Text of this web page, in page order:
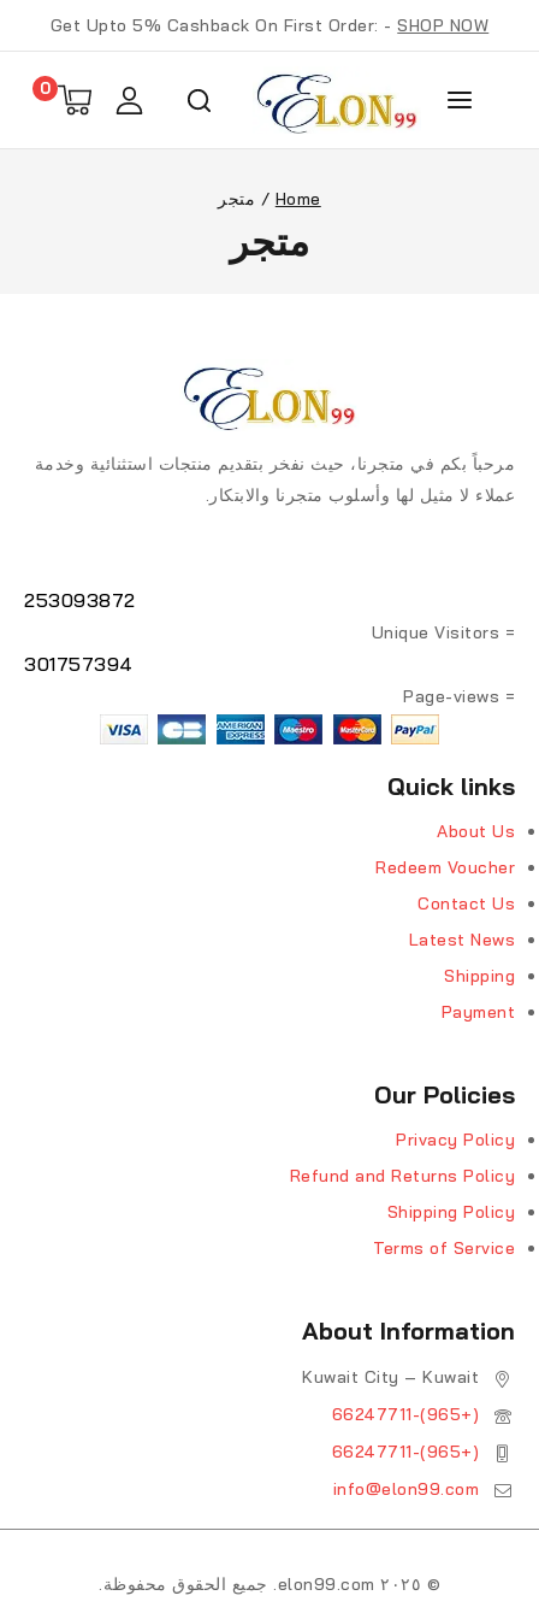
Get Upto 5% Cashback On First Order: -SHOP NOW
0
Home
/ متجر
متجر
مرحباً بكم في متجرنا، حيث نفخر بتقديم منتجات استثنائية وخدمة
عملاء لا مثيل لها وأسلوب متجرنا والابتكار.
253093872
= Unique Visitors
301757394
= Page-views
Quick links
About Us
Redeem Voucher
Contact Us
Latest News
Shipping
Payment
Our Policies
Privacy Policy
Refund and Returns Policy
Shipping Policy
Terms of Service
About Information
Kuwait City – Kuwait
(+965)-66247711
(+965)-66247711
info@elon99.com
© ٢٠٢٥ elon99.com. جميع الحقوق محفوظة.